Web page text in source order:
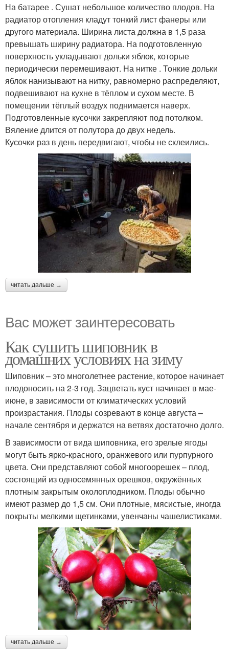
На батарее . Сушат небольшое количество плодов. На
радиатор отопления кладут тонкий лист фанеры или
другого материала. Ширина листа должна в 1,5 раза
превышать ширину радиатора. На подготовленную
поверхность укладывают дольки яблок, которые
периодически перемешивают. На нитке . Тонкие дольки
яблок нанизывают на нитку, равномерно распределяют,
подвешивают на кухне в тёплом и сухом месте. В
помещении тёплый воздух поднимается наверх.
Подготовленные кусочки закрепляют под потолком.
Вяление длится от полутора до двух недель.
Кусочки раз в день передвигают, чтобы не склеились.
читать дальше →
Вас может заинтересовать
Как сушить шиповник в
домашних условиях на зиму
Шиповник – это многолетнее растение, которое начинает
плодоносить на 2-3 год. Зацветать куст начинает в мае-
июне, в зависимости от климатических условий
произрастания. Плоды созревают в конце августа –
начале сентября и держатся на ветвях достаточно долго.
В зависимости от вида шиповника, его зрелые ягоды
могут быть ярко-красного, оранжевого или пурпурного
цвета. Они представляют собой многоорешек – плод,
состоящий из односемянных орешков, окружённых
плотным закрытым околоплодником. Плоды обычно
имеют размер до 1,5 см. Они плотные, мясистые, иногда
покрыты мелкими щетинками, увенчаны чашелистиками.
читать дальше →